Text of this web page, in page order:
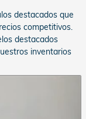
destacados que
competitivos.
destacados
inventarios